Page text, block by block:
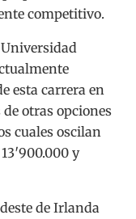
competitivo.
esta carrera en
otras opciones
cuales oscilan
y
de Irlanda